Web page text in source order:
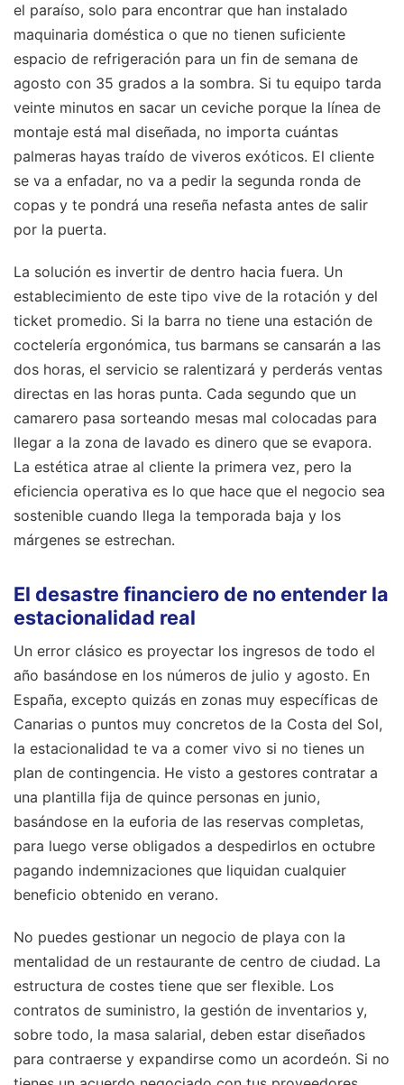
el paraíso, solo para encontrar que han instalado
maquinaria doméstica o que no tienen suficiente
espacio de refrigeración para un fin de semana de
agosto con 35 grados a la sombra. Si tu equipo tarda
veinte minutos en sacar un ceviche porque la línea de
montaje está mal diseñada, no importa cuántas
palmeras hayas traído de viveros exóticos. El cliente
se va a enfadar, no va a pedir la segunda ronda de
copas y te pondrá una reseña nefasta antes de salir
por la puerta.
La solución es invertir de dentro hacia fuera. Un
establecimiento de este tipo vive de la rotación y del
ticket promedio. Si la barra no tiene una estación de
coctelería ergonómica, tus barmans se cansarán a las
dos horas, el servicio se ralentizará y perderás ventas
directas en las horas punta. Cada segundo que un
camarero pasa sorteando mesas mal colocadas para
llegar a la zona de lavado es dinero que se evapora.
La estética atrae al cliente la primera vez, pero la
eficiencia operativa es lo que hace que el negocio sea
sostenible cuando llega la temporada baja y los
márgenes se estrechan.
El desastre financiero de no entender la
estacionalidad real
Un error clásico es proyectar los ingresos de todo el
año basándose en los números de julio y agosto. En
España, excepto quizás en zonas muy específicas de
Canarias o puntos muy concretos de la Costa del Sol,
la estacionalidad te va a comer vivo si no tienes un
plan de contingencia. He visto a gestores contratar a
una plantilla fija de quince personas en junio,
basándose en la euforia de las reservas completas,
para luego verse obligados a despedirlos en octubre
pagando indemnizaciones que liquidan cualquier
beneficio obtenido en verano.
No puedes gestionar un negocio de playa con la
mentalidad de un restaurante de centro de ciudad. La
estructura de costes tiene que ser flexible. Los
contratos de suministro, la gestión de inventarios y,
sobre todo, la masa salarial, deben estar diseñados
para contraerse y expandirse como un acordeón. Si no